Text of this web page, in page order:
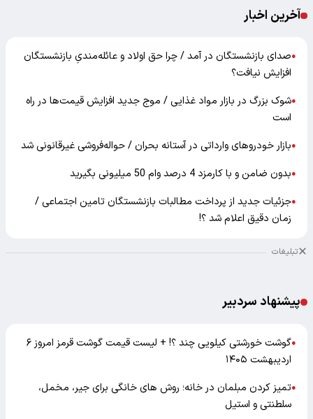
آخرین اخبار
●صدای بازنشستگان در آمد / چرا حق اولاد و عائله‌مندیِ بازنشستگان
افزایش نیافت؟
●شوک بزرگ در بازار مواد غذایی / موج جدید افزایش قیمت‌ها در راه
است
●بازار خودرو‌های وارداتی در آستانه بحران / حواله‌فروشی غیرقانونی شد
●بدون ضامن و با کارمزد 4 درصد وام 50 میلیونی بگیرید
●جزئیات جدید از پرداخت مطالبات بازنشستگان تامین اجتماعی /
زمان دقیق اعلام شد ؟!
تبلیغات
پیشنهاد سردبیر
●
گوشت خورشتی کیلویی چند ؟! + لیست قیمت گوشت قرمز امروز ۶
اردیبهشت ۱۴۰۵
●تمیز کردن مبلمان در خانه؛ روش های خانگی برای جیر، مخمل،
سلطنتی و استیل